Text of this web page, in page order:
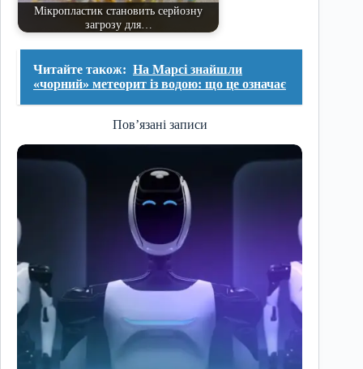
Мікропластик становить серйозну
загрозу для…
Читайте також: На Марсі знайшли
«чорний» метеорит із водою: що це означає
Пов’язані записи